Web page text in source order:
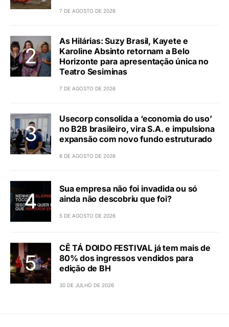
7 DE AGOSTO DE 2026
As Hilárias: Suzy Brasil, Kayete e
Karoline Absinto retornam a Belo
Horizonte para apresentação única no
Teatro Sesiminas
7 DE AGOSTO DE 2026
Usecorp consolida a ‘economia do uso’
no B2B brasileiro, vira S.A. e impulsiona
expansão com novo fundo estruturado
6 DE AGOSTO DE 2026
Sua empresa não foi invadida ou só
ainda não descobriu que foi?
5 DE AGOSTO DE 2026
CÊ TÁ DOIDO FESTIVAL já tem mais de
80% dos ingressos vendidos para
edição de BH
30 DE JULHO DE 2026